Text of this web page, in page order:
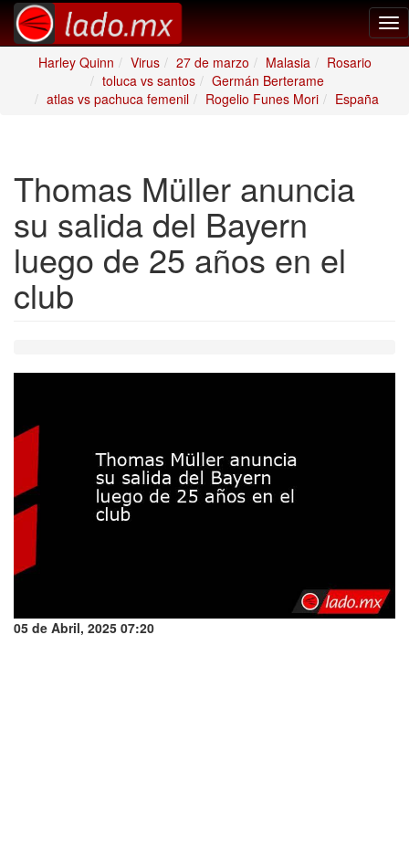
Harley Quinn
Virus 27 de marzo Malasia
Rosario
toluca vs santos
Germán Berterame
atlas vs pachuca femenil
Rogelio Funes Mori España
Thomas Müller anuncia
su salida del Bayern
luego de 25 años en el
club
05 de Abril, 2025 07:20